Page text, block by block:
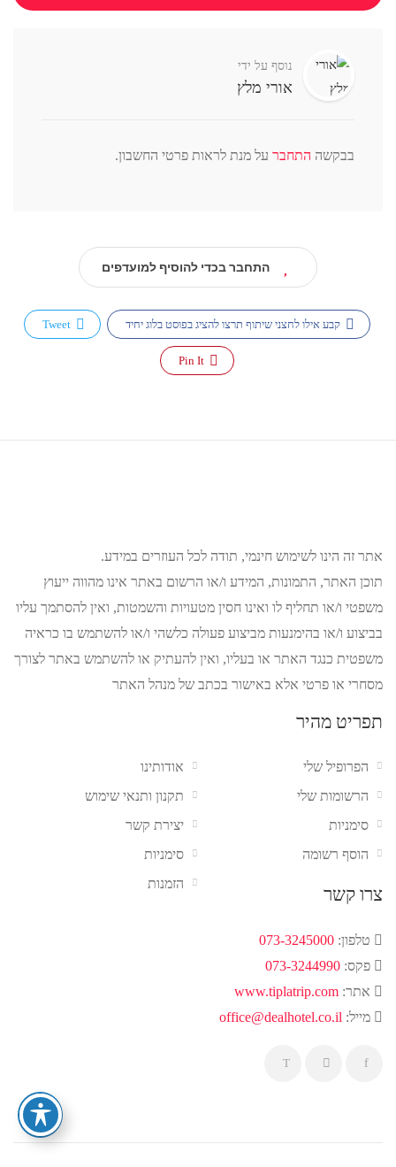
נוסף על ידי
אורי מלץ
בבקשה התחבר על מנת לראות פרטי החשבון.
התחבר בכדי להוסיף למועדפים
קבע אילו לחצני שיתוף תרצו להציג בפוסט בלוג יחיד Tweet
Pin It
אתר זה הינו לשימוש חינמי, תודה לכל העוזרים במידע.
תוכן האתר, התמונות, המידע ו/או הרשום באתר אינו מהווה ייעוץ
משפטי ו/או תחליף לו ואינו חסין מטעויות והשמטות, ואין להסתמך עליו
בביצוע ו/או בהימנעות מביצוע פעולה כלשהי ו/או להשתמש בו כראיה
משפטית כנגד האתר או בעליו, ואין להעתיק או להשתמש באתר לצורך
מסחרי או פרטי אלא באישור בכתב של מנהל האתר
תפריט מהיר
אודותינו
תקנון ותנאי שימוש
יצירת קשר
סימניות
הזמנות
הפרופיל שלי
הרשומות שלי
סימניות
הוסף רשומה
צרו קשר
טלפון: 073-3245000
פקס: 073-3244990
אתר: www.tiplatrip.com
מייל: office@dealhotel.co.il